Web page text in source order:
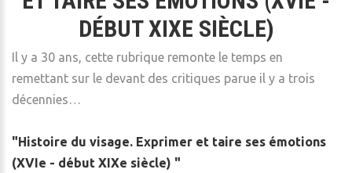
DÉBUT XIXE SIÈCLE)
Il y a 30 ans, cette rubrique remonte le temps en
remettant sur le devant des critiques parue il y a trois
décennies…
"Histoire du visage. Exprimer et taire ses émotions
(XVIe - début XIXe siècle) "